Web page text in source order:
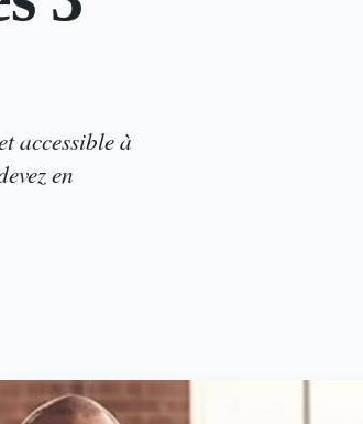
accessible à
en